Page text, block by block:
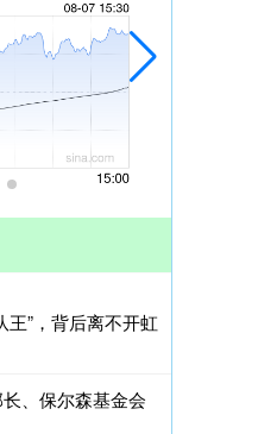
王”，背后离不开虹
、保尔森基金会